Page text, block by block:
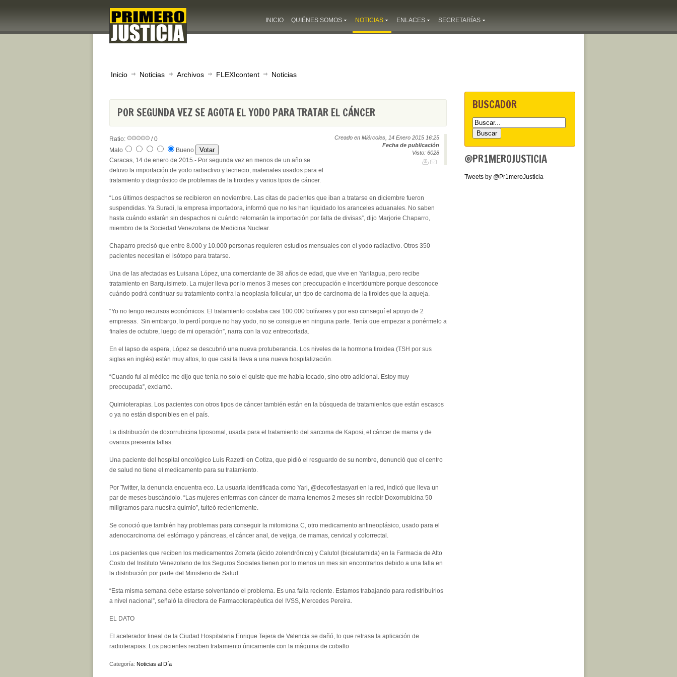
INICIO QUIÉNES SOMOS NOTICIAS ENLACES SECRETARÍAS
Inicio Noticias Archivos FLEXIcontent Noticias
POR SEGUNDA VEZ SE AGOTA EL YODO PARA TRATAR EL CÁNCER
Creado en Miércoles, 14 Enero 2015 16:25
Fecha de publicación
Visto: 6028
Ratio:
/ 0
Malo
Bueno
Caracas, 14 de enero de 2015.- Por segunda vez en menos de un año se
detuvo la importación de yodo radiactivo y tecnecio, materiales usados para el
tratamiento y diagnóstico de problemas de la tiroides y varios tipos de cáncer.
“Los últimos despachos se recibieron en noviembre. Las citas de pacientes que iban a tratarse en diciembre fueron
suspendidas. Ya Suradi, la empresa importadora, informó que no les han liquidado los aranceles aduanales. No saben
hasta cuándo estarán sin despachos ni cuándo retomarán la importación por falta de divisas”, dijo Marjorie Chaparro,
miembro de la Sociedad Venezolana de Medicina Nuclear.
Chaparro precisó que entre 8.000 y 10.000 personas requieren estudios mensuales con el yodo radiactivo. Otros 350
pacientes necesitan el isótopo para tratarse.
Una de las afectadas es Luisana López, una comerciante de 38 años de edad, que vive en Yaritagua, pero recibe
tratamiento en Barquisimeto. La mujer lleva por lo menos 3 meses con preocupación e incertidumbre porque desconoce
cuándo podrá continuar su tratamiento contra la neoplasia folicular, un tipo de carcinoma de la tiroides que la aqueja.
“Yo no tengo recursos económicos. El tratamiento costaba casi 100.000 bolívares y por eso conseguí el apoyo de 2
empresas. Sin embargo, lo perdí porque no hay yodo, no se consigue en ninguna parte. Tenía que empezar a ponérmelo a
finales de octubre, luego de mi operación”, narra con la voz entrecortada.
En el lapso de espera, López se descubrió una nueva protuberancia. Los niveles de la hormona tiroidea (TSH por sus
siglas en inglés) están muy altos, lo que casi la lleva a una nueva hospitalización.
“Cuando fui al médico me dijo que tenía no solo el quiste que me había tocado, sino otro adicional. Estoy muy
preocupada”, exclamó.
Quimioterapias. Los pacientes con otros tipos de cáncer también están en la búsqueda de tratamientos que están escasos
o ya no están disponibles en el país.
La distribución de doxorrubicina liposomal, usada para el tratamiento del sarcoma de Kaposi, el cáncer de mama y de
ovarios presenta fallas.
Una paciente del hospital oncológico Luis Razetti en Cotiza, que pidió el resguardo de su nombre, denunció que el centro
de salud no tiene el medicamento para su tratamiento.
Por Twitter, la denuncia encuentra eco. La usuaria identificada como Yari, @decofiestasyari en la red, indicó que lleva un
par de meses buscándolo. “Las mujeres enfermas con cáncer de mama tenemos 2 meses sin recibir Doxorrubicina 50
miligramos para nuestra quimio”, tuiteó recientemente.
Se conoció que también hay problemas para conseguir la mitomicina C, otro medicamento antineoplásico, usado para el
adenocarcinoma del estómago y páncreas, el cáncer anal, de vejiga, de mamas, cervical y colorrectal.
Los pacientes que reciben los medicamentos Zometa (ácido zolendrónico) y Calutol (bicalutamida) en la Farmacia de Alto
Costo del Instituto Venezolano de los Seguros Sociales tienen por lo menos un mes sin encontrarlos debido a una falla en
la distribución por parte del Ministerio de Salud.
“Esta misma semana debe estarse solventando el problema. Es una falla reciente. Estamos trabajando para redistribuirlos
a nivel nacional”, señaló la directora de Farmacoterapéutica del IVSS, Mercedes Pereira.
EL DATO
El acelerador lineal de la Ciudad Hospitalaria Enrique Tejera de Valencia se dañó, lo que retrasa la aplicación de
radioterapias. Los pacientes reciben tratamiento únicamente con la máquina de cobalto
Categoría: Noticias al Día
BUSCADOR
@PR1MEROJUSTICIA
Tweets by @Pr1meroJusticia